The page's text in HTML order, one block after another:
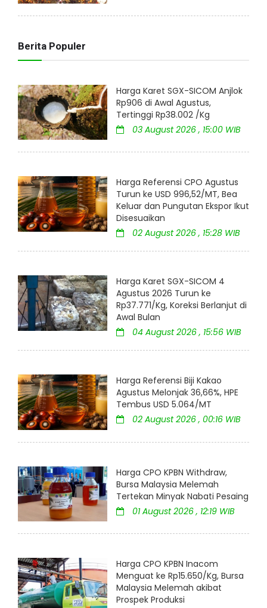
Berita Populer
Harga Karet SGX-SICOM Anjlok
Rp906 di Awal Agustus,
Tertinggi Rp38.002 /Kg
03 August 2026 , 15:00 WIB
Harga Referensi CPO Agustus
Turun ke USD 996,52/MT, Bea
Keluar dan Pungutan Ekspor Ikut
Disesuaikan
02 August 2026 , 15:28 WIB
Harga Karet SGX-SICOM 4
Agustus 2026 Turun ke
Rp37.771/Kg, Koreksi Berlanjut di
Awal Bulan
04 August 2026 , 15:56 WIB
Harga Referensi Biji Kakao
Agustus Melonjak 36,66%, HPE
Tembus USD 5.064/MT
02 August 2026 , 00:16 WIB
Harga CPO KPBN Withdraw,
Bursa Malaysia Melemah
Tertekan Minyak Nabati Pesaing
01 August 2026 , 12:19 WIB
Harga CPO KPBN Inacom
Menguat ke Rp15.650/Kg, Bursa
Malaysia Melemah akibat
Prospek Produksi